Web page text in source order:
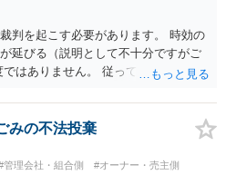
判を起こす必要があります。 時効の
延びる（説明として不十分ですがご
はありません。 従って、理論上は１
みの不法投棄
管理会社・組合側
#オーナー・売主側